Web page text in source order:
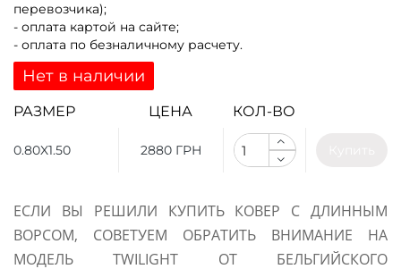
перевозчика);
- оплата картой на сайте;
- оплата по безналичному расчету.
Нет в наличии
РАЗМЕР ЦЕНА КОЛ-ВО
0.80X1.50 2880 ГРН
ЕСЛИ ВЫ РЕШИЛИ КУПИТЬ КОВЕР С ДЛИННЫМ
ВОРСОМ, СОВЕТУЕМ ОБРАТИТЬ ВНИМАНИЕ НА
МОДЕЛЬ TWILIGHT ОТ БЕЛЬГИЙСКОГО